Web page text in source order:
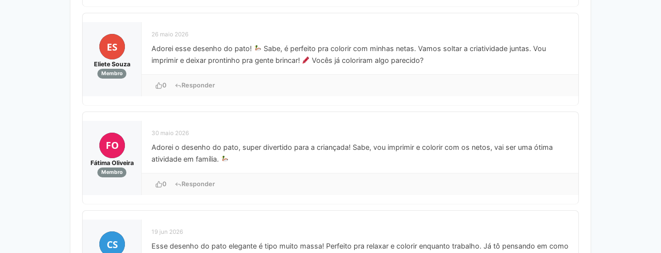
ES
Eliete Souza
Membro
26 maio 2026
Adorei esse desenho do pato!
Sabe, é perfeito pra colorir com minhas netas. Vamos soltar a criatividade juntas. Vou
imprimir e deixar prontinho pra gente brincar!
Vocês já coloriram algo parecido?
0 Responder
FO
Fátima Oliveira
Membro
30 maio 2026
Adorei o desenho do pato, super divertido para a criançada! Sabe, vou imprimir e colorir com os netos, vai ser uma ótima
atividade em família.
0 Responder
CS
19 jun 2026
Esse desenho do pato elegante é tipo muito massa! Perfeito pra relaxar e colorir enquanto trabalho. Já tô pensando em como